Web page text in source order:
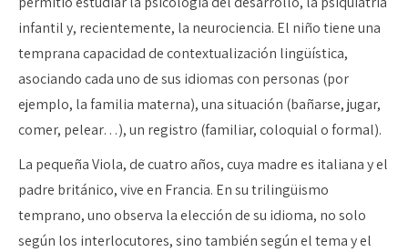
infantil y, recientemente, la neurociencia. El niño tiene una
temprana capacidad de contextualización lingüística,
asociando cada uno de sus idiomas con personas (por
ejemplo, la familia materna), una situación (bañarse, jugar,
comer, pelear…), un registro (familiar, coloquial o formal).
La pequeña Viola, de cuatro años, cuya madre es italiana y el
padre británico, vive en Francia. En su trilingüismo
temprano, uno observa la elección de su idioma, no solo
según los interlocutores, sino también según el tema y el